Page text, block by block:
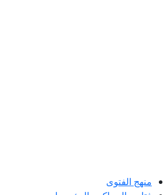
منهج الفتوى